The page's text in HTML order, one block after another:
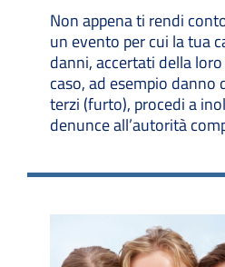
Non appena ti rendi
un evento per cui la tua
danni, accertati della
caso, ad esempio danno
terzi (furto), procedi a
denunce all’autorità